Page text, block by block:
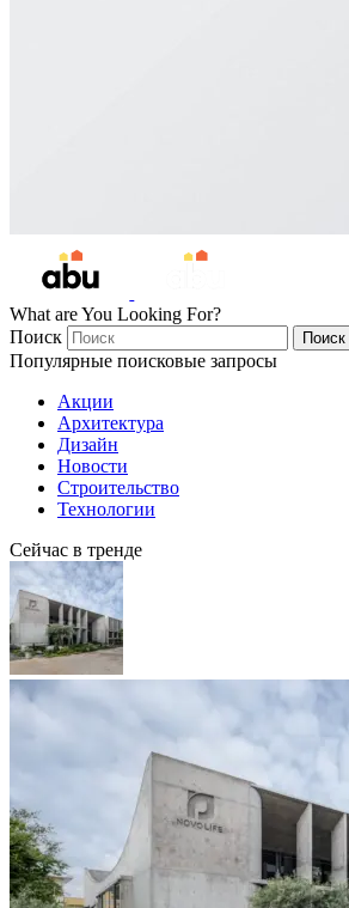
What are You Looking For?
Поиск
Поиск
Популярные поисковые запросы
Акции
Архитектура
Дизайн
Новости
Строительство
Технологии
Сейчас в тренде